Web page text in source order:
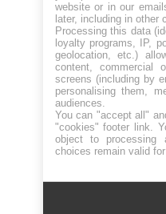
website or in our
later, including in other
Processing this data
loyalty programs, IP,
geolocation, etc.)
content, commercial
screens (including by
personalising them,
audiences.
You can "accept all"
"cookies" footer link .
object to processing
choices remain valid for